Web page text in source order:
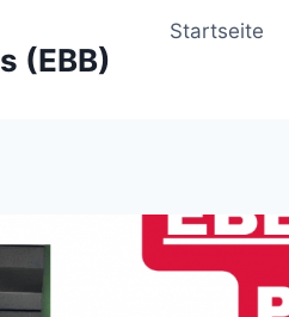
(EBB)
Startseite